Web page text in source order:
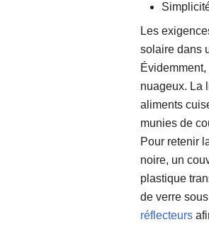
Les
solaire dans
nuageux. La
aliments
munies de
Pour retenir
noire, un
plastique
de verre
réflecteurs